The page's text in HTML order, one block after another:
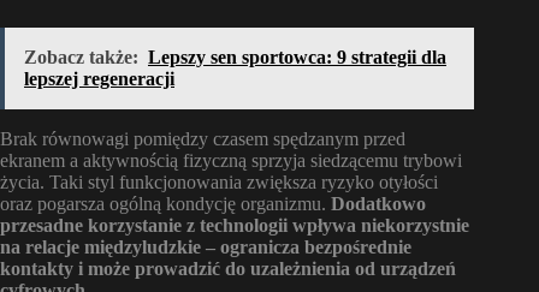
Zobacz także: Lepszy sen sportowca: 9 strategii dla
lepszej regeneracji
Brak równowagi pomiędzy czasem spędzanym przed
ekranem a aktywnością fizyczną sprzyja siedzącemu trybowi
życia. Taki styl funkcjonowania zwiększa ryzyko otyłości
oraz pogarsza ogólną kondycję organizmu. Dodatkowo
przesadne korzystanie z technologii wpływa niekorzystnie
na relacje międzyludzkie – ogranicza bezpośrednie
kontakty i może prowadzić do uzależnienia od urządzeń